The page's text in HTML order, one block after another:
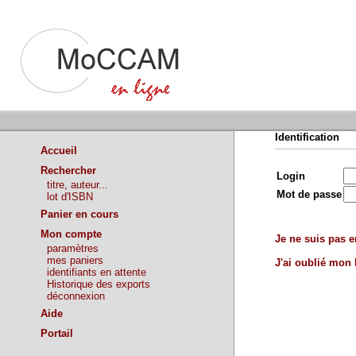
Accueil
Rechercher
titre, auteur...
lot d'ISBN
Panier en cours
Mon compte
paramètres
mes paniers
identifiants en attente
Historique des exports
déconnexion
Aide
Portail
Identification
Login
Mot de passe
Je ne suis pas
J'ai oublié mon